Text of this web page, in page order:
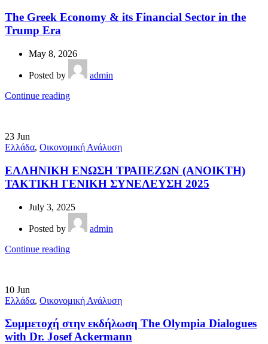
The Greek Economy & its Financial Sector in the
Trump Era
May 8, 2026
Posted by
admin
Continue reading
23 Jun
Ελλάδα, Οικονομική Ανάλυση
ΕΛΛΗΝΙΚΗ ΕΝΩΣΗ ΤΡΑΠΕΖΩΝ (ΑΝΟΙΚΤΗ)
ΤΑΚΤΙΚΗ ΓΕΝΙΚΗ ΣΥΝΕΛΕΥΣΗ 2025
July 3, 2025
Posted by
admin
Continue reading
10 Jun
Ελλάδα, Οικονομική Ανάλυση
Συμμετοχή στην εκδήλωση The Olympia Dialogues
with Dr. Josef Ackermann